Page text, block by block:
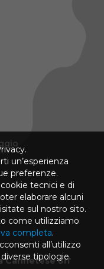
Cannetese Srl
un’esperienza
preferenze.
tecnici e di
elaborare alcuni
sul nostro sito.
come utilizziamo
completa.
all’utilizzo
tipologie.